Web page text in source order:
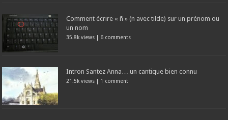
Comment écrire « ñ » (n avec tilde) sur un prénom ou
un nom
35.8k views | 6 comments
Intron Santez Anna… un cantique bien connu
21.5k views | 1 comment